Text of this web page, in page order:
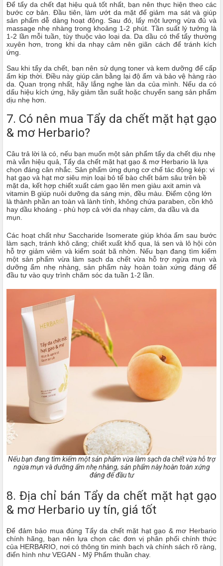
Để tẩy da chết đạt hiệu quả tốt nhất, bạn nên thực hiện theo các
bước cơ bản. Đầu tiên, làm ướt da mặt để giảm ma sát và giúp
sản phẩm dễ dàng hoạt động. Sau đó, lấy một lượng vừa đủ và
massage nhẹ nhàng trong khoảng 1-2 phút. Tần suất lý tưởng là
1-2 lần mỗi tuần, tùy thuộc vào loại da. Da dầu có thể tẩy thường
xuyên hơn, trong khi da nhạy cảm nên giãn cách để tránh kích
ứng.
Sau khi tẩy da chết, bạn nên sử dụng toner và kem dưỡng để cấp
ẩm kịp thời. Điều này giúp cân bằng lại độ ẩm và bảo vệ hàng rào
da. Quan trọng nhất, hãy lắng nghe làn da của mình. Nếu da có
dấu hiệu kích ứng, hãy giảm tần suất hoặc chuyển sang sản phẩm
dịu nhẹ hơn.
7. Có nên mua Tẩy da chết mặt hạt gạo
& mơ Herbario?
Câu trả lời là có, nếu bạn muốn một sản phẩm tẩy da chết dịu nhẹ
mà vẫn hiệu quả, Tẩy da chết mặt hạt gạo & mơ Herbario là lựa
chọn đáng cân nhắc. Sản phẩm ứng dụng cơ chế tác động kép: vi
hạt gạo và hạt mơ siêu mịn loại bỏ tế bào chết bám sâu trên bề
mặt da, kết hợp chiết xuất cám gạo lên men giàu axit amin và
vitamin B giúp nuôi dưỡng da sáng mịn, đều màu. Điểm cộng lớn
là thành phần an toàn và lành tính, không chứa paraben, cồn khô
hay dầu khoáng - phù hợp cả với da nhạy cảm, da dầu và da
mụn.
Các hoạt chất như Saccharide Isomerate giúp khóa ẩm sau bước
làm sạch, tránh khô căng; chiết xuất khổ qua, lá sen và lô hội còn
hỗ trợ giảm viêm và kiểm soát bã nhờn. Nếu bạn đang tìm kiếm
một sản phẩm vừa làm sạch da chết vừa hỗ trợ ngừa mụn và
dưỡng ẩm nhẹ nhàng, sản phẩm này hoàn toàn xứng đáng để
đầu tư vào quy trình chăm sóc da tuần 1-2 lần.
Nếu bạn đang tìm kiếm một sản phẩm vừa làm sạch da chết vừa hỗ trợ
ngừa mụn và dưỡng ẩm nhẹ nhàng, sản phẩm này hoàn toàn xứng
đáng để đầu tư
8. Địa chỉ bán Tẩy da chết mặt hạt gạo
& mơ Herbario uy tín, giá tốt
Để đảm bảo mua đúng Tẩy da chết mặt hạt gạo & mơ Herbario
chính hãng, bạn nên lựa chọn các đơn vị phân phối chính thức
của HERBARIO, nơi có thông tin minh bạch và chính sách rõ ràng,
điển hình như VEGAN - Mỹ Phẩm thuần chay.